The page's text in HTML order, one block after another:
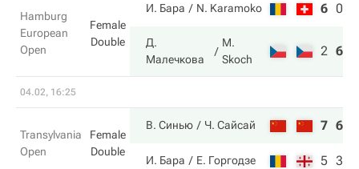
Hamburg
European
Open
Female
Double
И. Бара N. Karamoko 6 0
Д.
Малечкова
M.
Skoch
2 6
04.02, 16:25
Transylvania
Open
Female
Double
В. Синью Ч. Сайсай 7 6
И. Бара Е. Горгодзе 5 3